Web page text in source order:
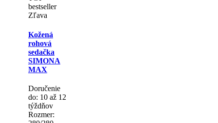
poťahu:
pravá koža
Cena 2
869.00 €
DPH